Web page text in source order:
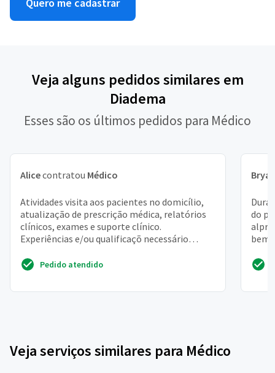
Veja alguns pedidos similares em
Diadema
Esses são os últimos pedidos para Médico
Alicecontratou Médico
Atividades visita aos pacientes no domicílio,
atualização de prescrição médica, relatórios
clínicos, exames e suporte clínico.
Experiências e/ou qualificaçõ necessário
Pedido atendido
do
bem
Veja serviços similares para Médico